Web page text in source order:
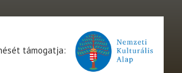
támogatja: